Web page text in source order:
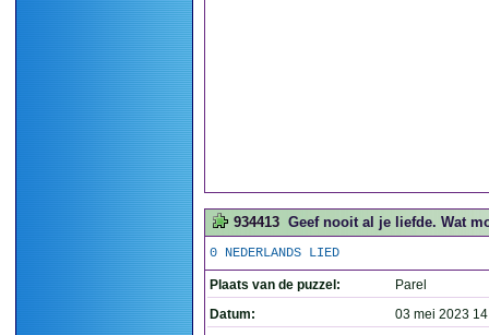
934413 Geef nooit al je liefde. Wat
0 NEDERLANDS LIED
Plaats van de puzzel:
Parel
Datum:
03 mei 2023